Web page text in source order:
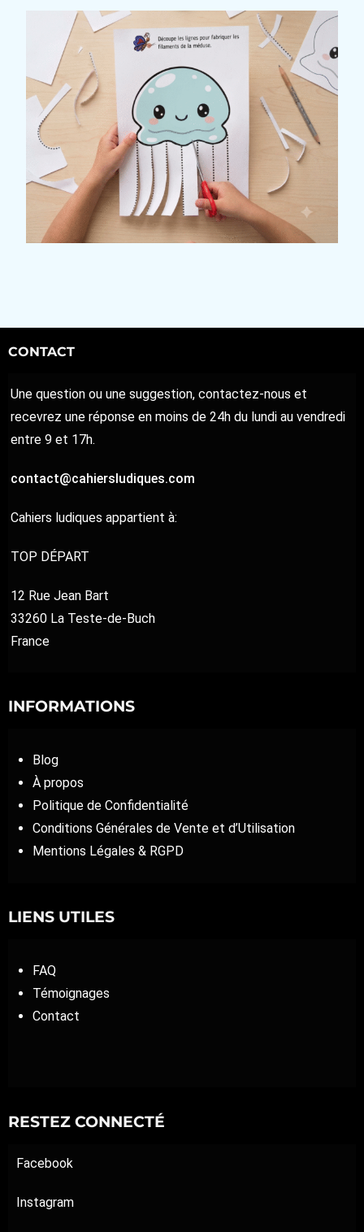
CONTACT
Une question ou une suggestion, contactez-nous et
recevrez une réponse en moins de 24h du lundi au vendredi
entre 9 et 17h.
contact@cahiersludiques.com
Cahiers ludiques appartient à:
TOP DÉPART
12 Rue Jean Bart
33260 La Teste-de-Buch
France
INFORMATIONS
Blog
À propos
Politique de Confidentialité
Conditions Générales de Vente et d’Utilisation
Mentions Légales & RGPD
LIENS UTILES
FAQ
Témoignages
Contact
RESTEZ CONNECTÉ
Facebook
Instagram